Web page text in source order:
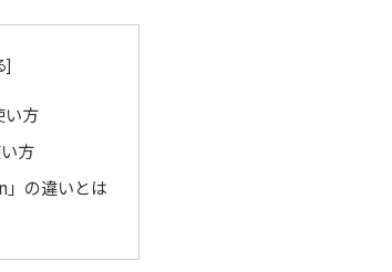
い方
方
」の違いとは